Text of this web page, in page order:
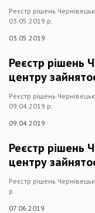
Реєстр рішень
03.05.2019 р.
03.05.2019
Реєстр рішень
центру
Реєстр рішень
09.04.2019 р.
09.04.2019
Реєстр рішень
центру
Реєстр рішень
р.
07.06.2019